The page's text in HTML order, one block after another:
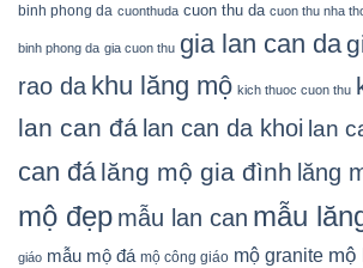
binh phong da cuonthuda cuon thu da cuon thu nha
binh phong da gia cuon thu gia lan can da
rao da khu lăng mộ kich thuoc cuon thu
lan can đá lan can da khoi lan
can đá lăng mộ gia đình lăng
mộ đẹp mẫu lan can mẫu
giáo mẫu mộ đá mộ công giáo mộ granite mộ